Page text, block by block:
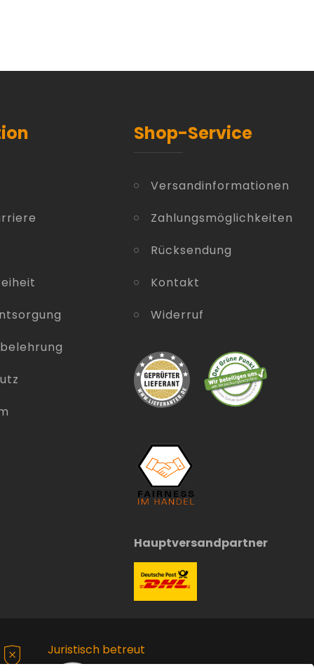
Shop-Service
Versandinformationen
Zahlungsmöglichkeiten
Rücksendung
Kontakt
Widerruf
Hauptversandpartner
Juristisch betreut